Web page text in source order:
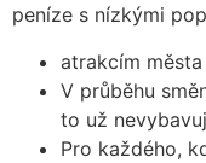
peníze s nízkými
atrakcím
V průběhu
to už
Pro každého,